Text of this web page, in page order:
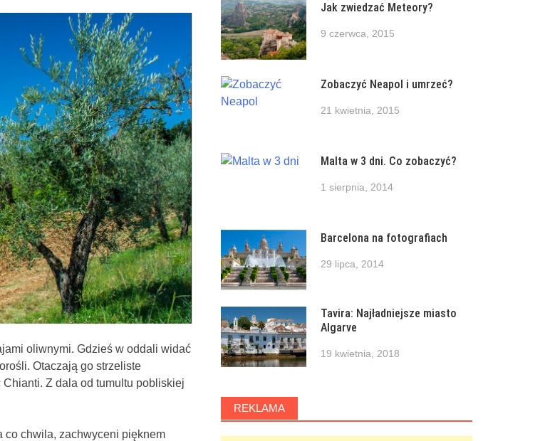
oliwnymi. Gdzieś w oddali widać
Otaczają go strzeliste
Z dala od tumultu pobliskiej
co chwila, zachwyceni pięknem
Jak zwiedzać Meteory?
9 czerwca, 2015
Zobaczyć Neapol i umrzeć?
21 kwietnia, 2015
Malta w 3 dni. Co zobaczyć?
1 sierpnia, 2014
Barcelona na fotografiach
29 lipca, 2014
Tavira: Najładniejsze miasto
Algarve
19 kwietnia, 2018
REKLAMA